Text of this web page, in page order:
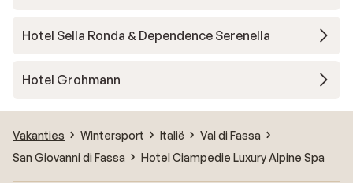
Hotel Sella Ronda & Dependence Serenella
Hotel Grohmann
Vakanties Wintersport Italië
Val di Fassa
San Giovanni di Fassa
Hotel Ciampedie Luxury Alpine Spa